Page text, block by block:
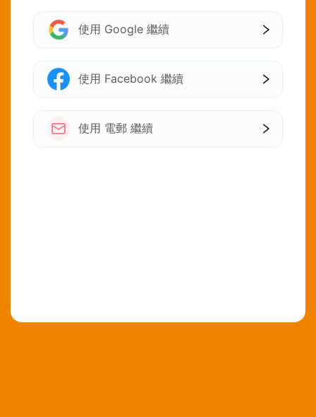
使用 Google 繼續
使用 Facebook 繼續
使用 電郵 繼續